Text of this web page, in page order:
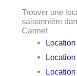
Trouver une
saisonnière
Cannet